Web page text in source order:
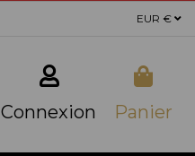
EUR €
Connexion Panier